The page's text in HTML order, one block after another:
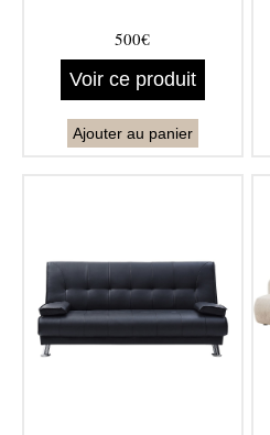
500€
Voir ce produit
Ajouter au panier